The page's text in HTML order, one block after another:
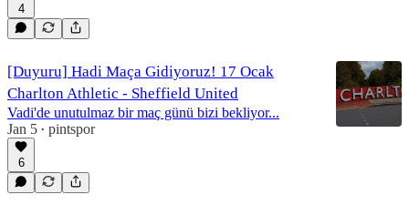
4
[Duyuru] Hadi Maça Gidiyoruz! 17 Ocak
Charlton Athletic - Sheffield United
Vadi'de unutulmaz bir maç günü bizi bekliyor...
Jan 5 • pintspor
6